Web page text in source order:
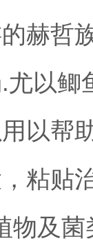
赫哲
尤以鲫
以帮
粘贴
物及